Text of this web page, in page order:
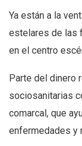
Ya están a la
estelares de las
en el centro
Parte del dinero
sociosanitarias
comarcal, que
enfermedades y